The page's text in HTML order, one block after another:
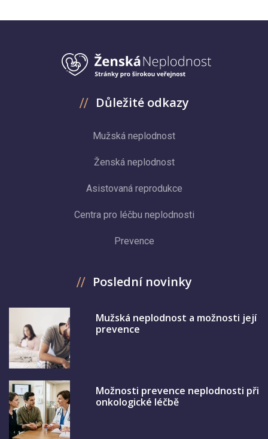
Důležité odkazy
Mužská neplodnost
Ženská neplodnost
Asistovaná reprodukce
Centra pro léčbu neplodnosti
Prevence
Poslední novinky
Mužská neplodnost a možnosti její
prevence
Možnosti prevence neplodnosti při
onkologické léčbě